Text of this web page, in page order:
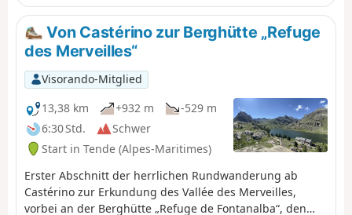
Von Castérino zur Berghütte „Refuge
des Merveilles“
Visorando-Mitglied
13,38 km
+932 m
-529 m
6:30 Std.
Schwer
Start in Tende (Alpes-Maritimes)
Erster Abschnitt der herrlichen Rundwanderung ab
Castérino zur Erkundung des Vallée des Merveilles,
vorbei an der Berghütte „Refuge de Fontanalba“, den